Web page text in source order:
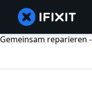
Gemeinsam reparieren -